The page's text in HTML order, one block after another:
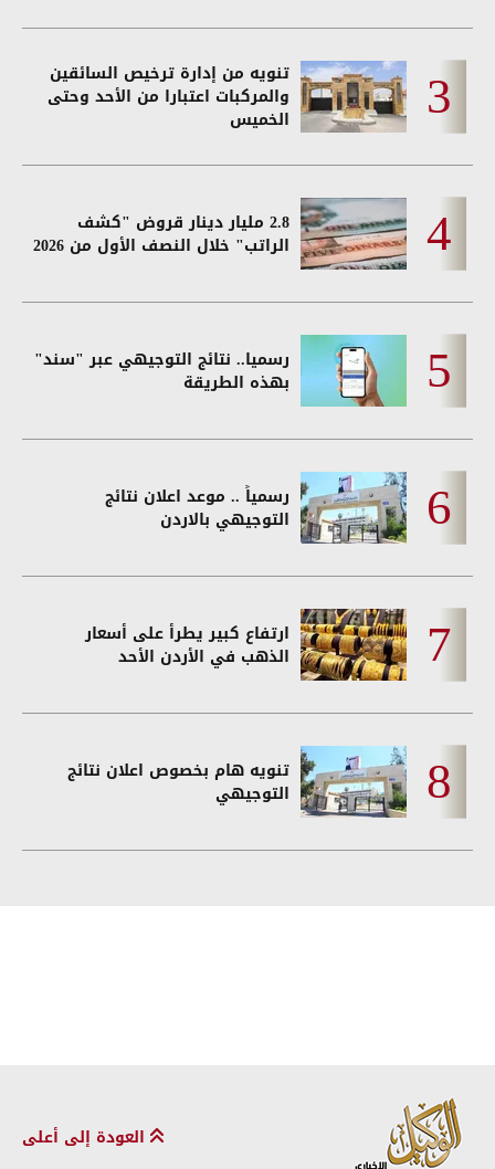
تنويه من إدارة ترخيص السائقين
والمركبات اعتبارا من الأحد وحتى
الخميس
2.8 مليار دينار قروض "كشف
الراتب" خلال النصف الأول من 2026
رسميا.. نتائج التوجيهي عبر "سند"
بهذه الطريقة
رسمياً .. موعد اعلان نتائج
التوجيهي بالاردن
ارتفاع كبير يطرأ على أسعار
الذهب في الأردن الأحد
تنويه هام بخصوص اعلان نتائج
التوجيهي
العودة إلى أعلى